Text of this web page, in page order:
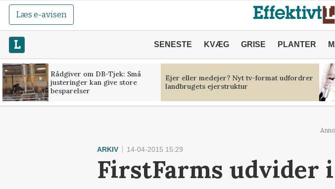
Læs e-avisen
SENESTE KVÆG GRISE PLANTER
Rådgiver om DB-Tjek: Små
justeringer kan give store
besparelser
Ejer eller medejer? Nyt tv-format udfordrer
landbrugets ejerstruktur
ARKIV 14-04-2015 15:29
FirstFarms udvider